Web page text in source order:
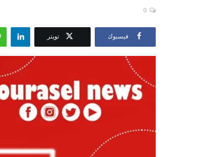
0
فيسبوك تويتر